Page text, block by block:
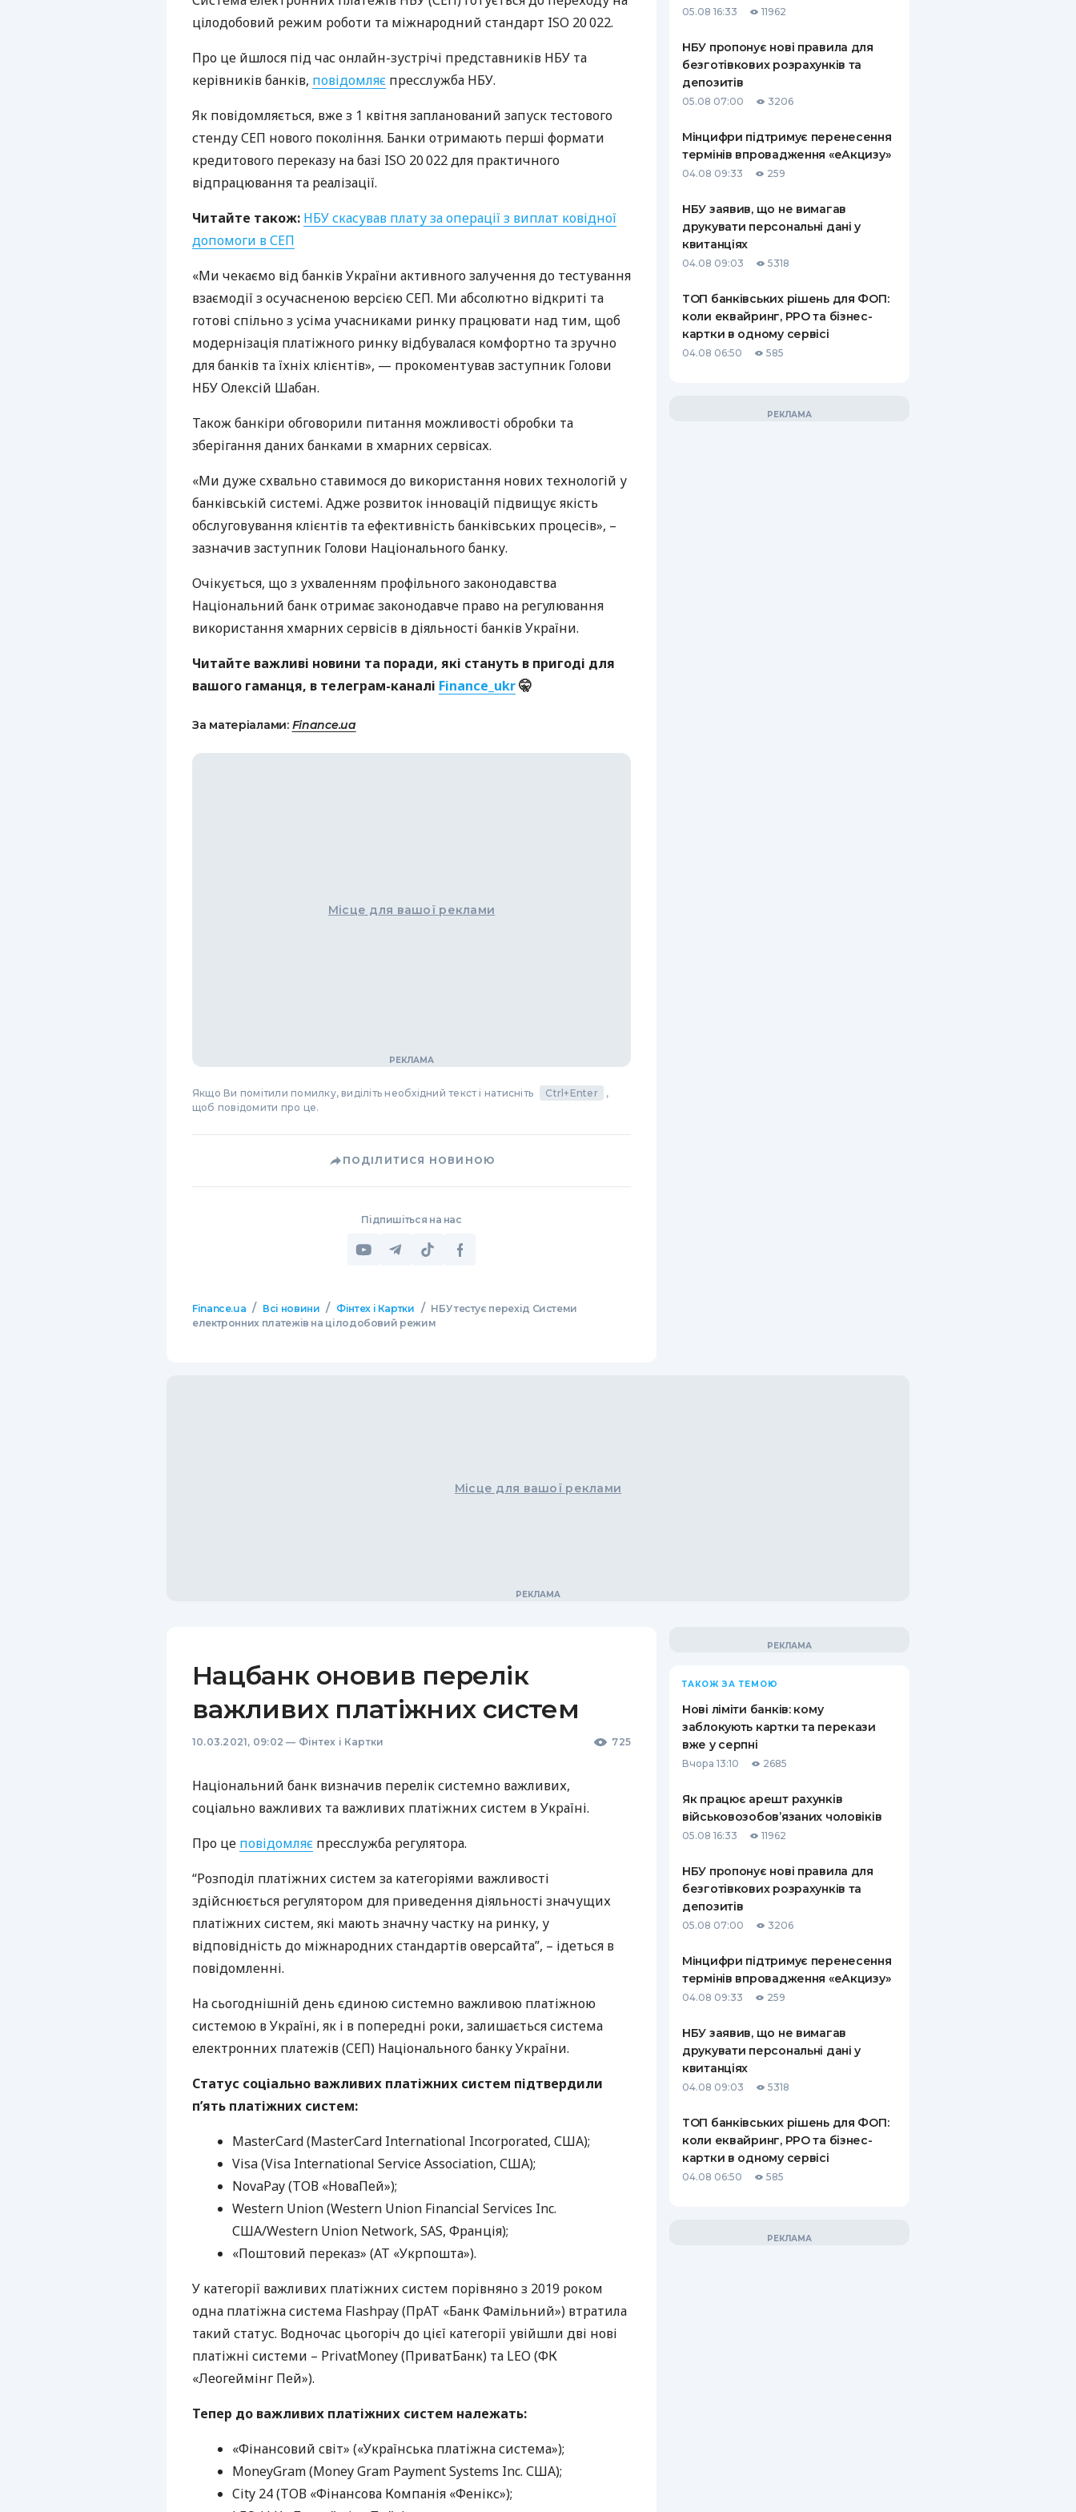
РЕЙТИНГ ДЕБЕТОВИХ
ПУТІВНИКИ ПО
БАНКІВСЬКИХ КАРТКАХ
ВСІ СТРАХОВІ ПОЛІСИ
СТРАХОВІ КОМПАНІЇ
ВІДГУКИ ПРО СТРАХОВІ
КОМПАНІЇ
КОНТАКТИ
цілодобовий режим роботи та міжнародний стандарт ISO 20 022.
Про це йшлося під час онлайн-зустрічі представників НБУ та
керівників банків, повідомляє пресслужба НБУ.
Як повідомляється, вже з 1 квітня запланований запуск тестового
стендуСЕП нового покоління. Банки отримають перші формати
кредитового переказу на базі ISO 20 022 для практичного
відпрацювання та реалізації.
Читайте також: НБУскасував плату за операції з виплат ковідної
допомоги вСЕП
«Ми чекаємо від банків України активного залучення до тестування
взаємодії з осучасненою версієюСЕП. Ми абсолютно відкриті та
готові спільно з усіма учасниками ринку працювати над тим, щоб
модернізація платіжного ринку відбувалася комфортно та зручно
для банків та їхніх клієнтів», — прокоментував заступник Голови
НБУОлексій Шабан.
Також банкіри обговорили питання можливості обробки та
зберігання даних банками в хмарних сервісах.
«Ми дуже схвально ставимося до використання нових технологій у
банківській системі. Адже розвиток інновацій підвищує якість
обслуговування клієнтів та ефективність банківських процесів», –
зазначив заступник Голови Національного банку.
Очікується, що з ухваленням профільного законодавства
Національний банк отримає законодавче право на регулювання
використання хмарних сервісів в діяльності банків України.
Читайте важливі новини та поради, які стануть в пригоді для
вашого гаманця, в телеграм-каналі Finance_ukr🤫
За матеріалами: Finance.ua
Місце для вашої реклами
Якщо Ви помітили помилку, виділіть необхідний текст і натисніть Ctrl+Enter
,
щоб повідомити про це.
ПОДІЛИТИСЯ НОВИНОЮ
Підпишіться на нас
Finance.ua / Всі новини / Фінтех і Картки / НБУ тестує перехід Системи
електронних платежів на цілодобовий режим
05.08 16:33 11962
НБУ пропонує нові правила для
безготівкових розрахунків та
депозитів
05.08 07:00 3206
Мінцифри підтримує перенесення
термінів впровадження «еАкцизу»
04.08 09:33 259
НБУ заявив, що не вимагав
друкувати персональні дані у
квитанціях
04.08 09:03 5318
ТОП банківських рішень для ФОП:
коли еквайринг, РРО та бізнес-
картки в одному сервісі
04.08 06:50 585
Місце для вашої реклами
Нацбанк оновив перелік
важливих платіжних систем
10.03.2021, 09:02 — Фінтех і Картки 725
Національний банк визначив перелік системно важливих,
соціально важливих та важливих платіжних систем в Україні.
Про це повідомляє пресслужба регулятора.
“Розподіл платіжних систем за категоріями важливості
здійснюється регулятором для приведення діяльності значущих
платіжних систем, які мають значну частку на ринку, у
відповідність до міжнародних стандартів оверсайта”, – ідеться в
повідомленні.
На сьогоднішній день єдиною системно важливою платіжною
системою в Україні, як і в попередні роки, залишається система
електронних платежів (СЕП) Національного банку України.
Статус соціально важливих платіжних систем підтвердили
п’ять платіжних систем:
MasterCard (MasterCard International Incorporated, США);
Visa (Visa International Service Association, США);
NovaPay (ТОВ «НоваПей»);
Western Union (Western Union Financial Services Inc.
США/Western Union Network, SAS, Франція);
«Поштовий переказ» (АТ «Укрпошта»).
У категорії важливих платіжних систем порівняно з 2019 роком
одна платіжна система Flashpay (ПрАТ «Банк Фамільний») втратила
такий статус. Водночас цьогоріч до цієї категорії увійшли дві нові
платіжні системи – PrivatMoney (ПриватБанк) та LEO (ФК
«Леогеймінг Пей»).
Тепер до важливих платіжних систем належать:
«Фінансовий світ» («Українська платіжна система»);
MoneyGram (Money Gram Payment Systems Inc. США);
City 24 (ТОВ «Фінансова Компанія «Фенікс»);
ТАКОЖ ЗА ТЕМОЮ
Нові ліміти банків: кому
заблокують картки та перекази
вже у серпні
Вчора 13:10 2685
Як працює арешт рахунків
військовозобов’язаних чоловіків
05.08 16:33 11962
НБУ пропонує нові правила для
безготівкових розрахунків та
депозитів
05.08 07:00 3206
Мінцифри підтримує перенесення
термінів впровадження «еАкцизу»
04.08 09:33 259
НБУ заявив, що не вимагав
друкувати персональні дані у
квитанціях
04.08 09:03 5318
ТОП банківських рішень для ФОП:
коли еквайринг, РРО та бізнес-
картки в одному сервісі
04.08 06:50 585